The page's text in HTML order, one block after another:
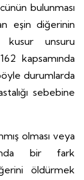
bulunması
eşin diğerinin
kusur unsuru
kapsamında
durumlarda
sebebine
olması veya
bir fark
öldürmek